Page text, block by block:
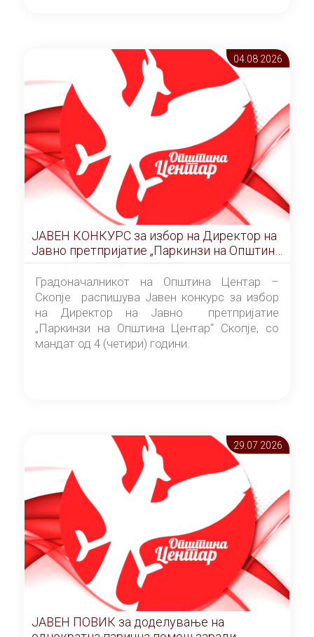
Скопје” број 9/2026), за времетраење од 3
(три) години од денот на потпишувањето на
Договорот за закуп со најповолниот
понудувач.
04.08 2026
ЈАВЕН КОНКУРС за избор на Директор на
Јавно претпријатие „Паркинзи на Општина
Центар“ – Скопје
Градоначалникот на Општина Центар –
Скопје распишува Јавен конкурс за избор
на Директор на Јавно претпријатие
„Паркинзи на Општина Центар“ Скопје, со
мандат од 4 (четири) години.
29.07 2026
ЈАВЕН ПОВИК за доделување на